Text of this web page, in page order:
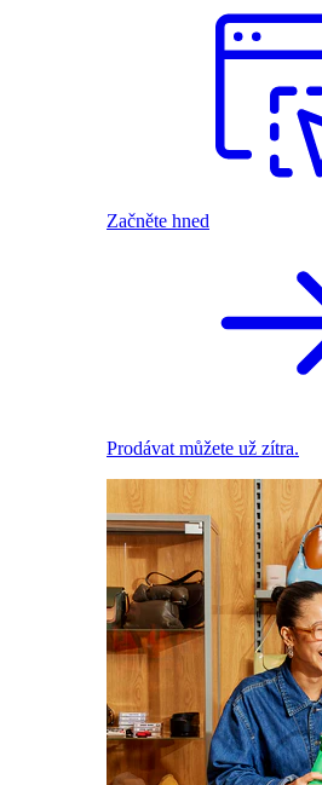
Začněte hned
Prodávat můžete už zítra.